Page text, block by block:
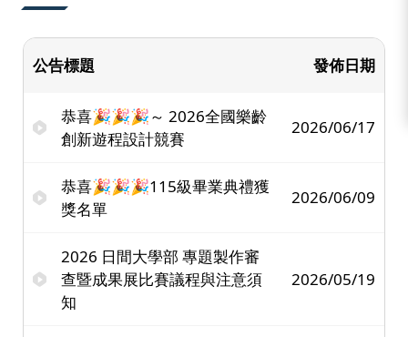
公告標題 發佈日期
恭喜🎉🎉🎉～ 2026全國樂齡
創新遊程設計競賽
2026/06/17
恭喜🎉🎉🎉115級畢業典禮獲
獎名單
2026/06/09
2026 日間大學部 專題製作審
查暨成果展比賽議程與注意須
知
2026/05/19